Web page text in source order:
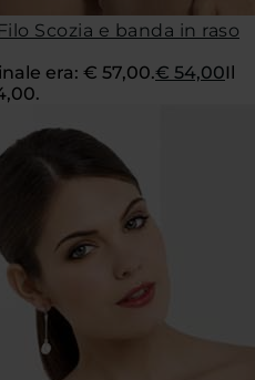
Scozia e banda in raso
era: € 57,00.€ 54,00Il